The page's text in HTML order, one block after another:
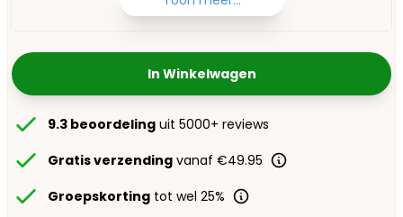
In Winkelwagen
9.3 beoordeling uit 5000+ reviews
Gratis verzending vanaf €49.95
Groepskorting tot wel 25%